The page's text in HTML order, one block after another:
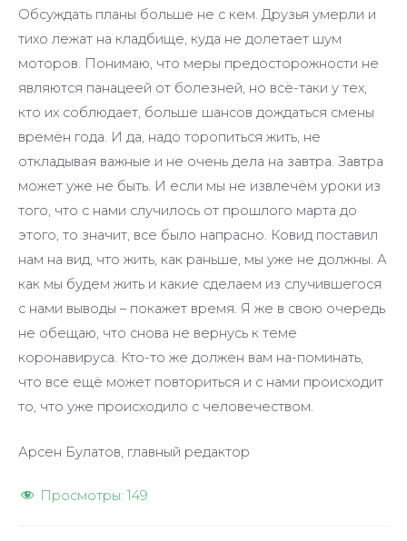
Обсуждать планы больше не с кем. Друзья умерли и
тихо лежат на кладбище, куда не долетает шум
моторов. Понимаю, что меры предосторожности не
являются панацеей от болезней, но всё-таки у тех,
кто их соблюдает, больше шансов дождаться смены
времён года. И да, надо торопиться жить, не
откладывая важные и не очень дела на завтра. Завтра
может уже не быть. И если мы не извлечём уроки из
того, что с нами случилось от прошлого марта до
этого, то значит, все было напрасно. Ковид поставил
нам на вид, что жить, как раньше, мы уже не должны. А
как мы будем жить и какие сделаем из случившегося
с нами выводы – покажет время. Я же в свою очередь
не обещаю, что снова не вернусь к теме
коронавируса. Кто-то же должен вам на-поминать,
что все ещё может повториться и с нами происходит
то, что уже происходило с человечеством.
Арсен Булатов, главный редактор
Просмотры: 149